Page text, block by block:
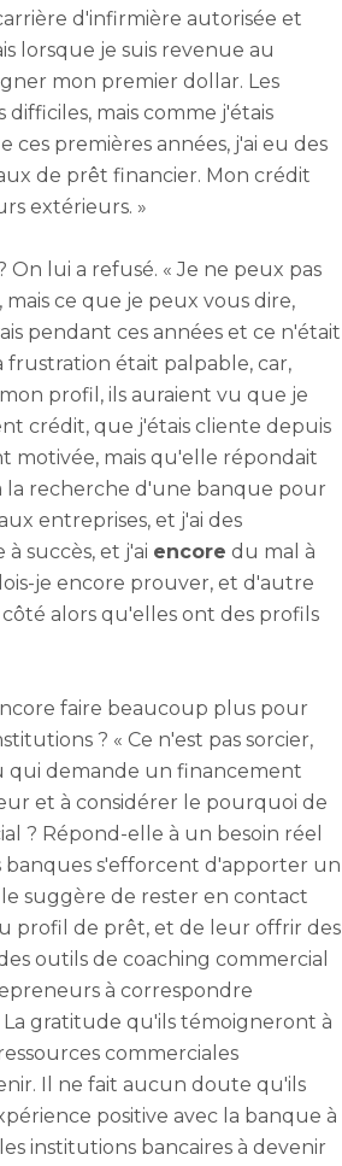
d'infirmière autorisée et
lorsque je suis revenue au
mon premier dollar. Les
mais comme j'étais
ces premières années, j'ai eu des
de prêt financier. Mon crédit
extérieurs. »
lui a refusé. « Je ne peux pas
ce que je peux vous dire,
pendant ces années et ce n'était
frustration était palpable, car,
profil, ils auraient vu que je
crédit, que j'étais cliente depuis
motivée, mais qu'elle répondait
la recherche d'une banque pour
entreprises, et j'ai des
succès, et j'ai encore du mal à
je encore prouver, et d'autre
alors qu'elles ont des profils
faire beaucoup plus pour
? « Ce n'est pas sorcier,
qui demande un financement
et à considérer le pourquoi de
? Répond-elle à un besoin réel
banques s'efforcent d'apporter un
suggère de rester en contact
profil de prêt, et de leur offrir des
outils de coaching commercial
à correspondre
gratitude qu'ils témoigneront à
commerciales
Il ne fait aucun doute qu'ils
positive avec la banque à
institutions bancaires à devenir